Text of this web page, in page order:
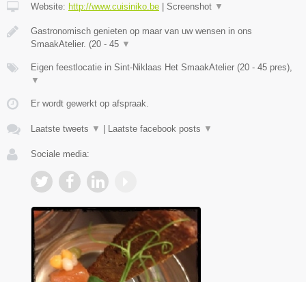
Website: http://www.cuisiniko.be | Screenshot ▼
Gastronomisch genieten op maar van uw wensen in ons
SmaakAtelier. (20 - 45 ▼
Eigen feestlocatie in Sint-Niklaas Het SmaakAtelier (20 - 45 pres),
▼
Er wordt gewerkt op afspraak.
Laatste tweets ▼ | Laatste facebook posts ▼
Sociale media: